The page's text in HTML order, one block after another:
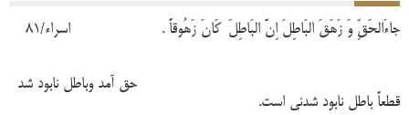
جاءَالحَقِّ وَ زَهَقَ البَاطِلَ اِنَّ البَاطِلَ کَانَ زَهُوقاً . اسراء/81
حق آمد وباطل نابود شد
قطعاً باطل نابود شدنی است.